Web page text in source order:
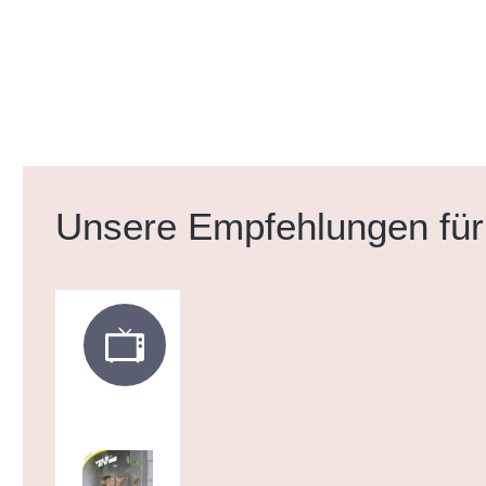
Produktgalerie überspringen
Unsere Empfehlungen